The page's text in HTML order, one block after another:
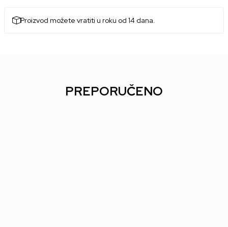
Proizvod možete vratiti u roku od 14 dana.
PREPORUČENO